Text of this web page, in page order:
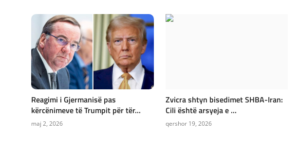
Reagimi i Gjermanisë pas
kërcënimeve të Trumpit për tër...
maj 2, 2026
Zvicra shtyn bisedimet SHBA-Iran:
Cili është arsyeja e ...
qershor 19, 2026